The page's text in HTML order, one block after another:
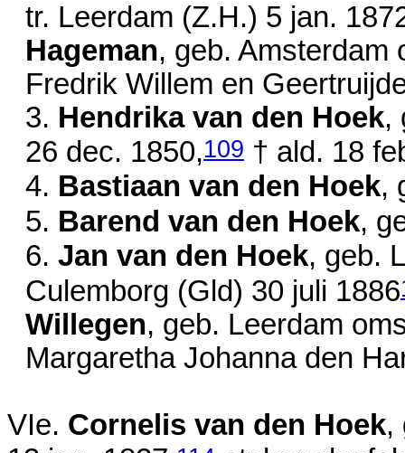
tr. Leerdam (Z.H.) 5 jan.
Hageman, geb. Amsterdam
Fredrik Willem en
3. Hendrika van den Hoek,
26 dec. 1850,109 † ald. 18
4. Bastiaan van den Hoek,
5. Barend van den Hoek,
6. Jan van den Hoek, geb.
Culemborg (Gld) 30 juli 1886
Willegen, geb. Leerdam
Margaretha Johanna den
VIe. Cornelis van den Hoek,